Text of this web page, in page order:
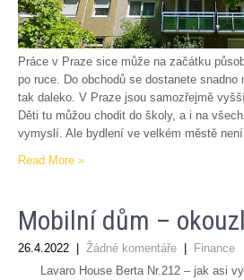
Práce v Praze sice může na začátku
po ruce. Do obchodů se dostanete
tak daleko. V Praze jsou samozřejmě
Děti tu můžou chodit do školy, a i na
vymyslí. Ale bydlení ve velkém městě
Read More »
Mobilní dům –
26.4.2022 | Žádné komentáře | Finance
Lavaro House Berta Nr.212 – jak asi